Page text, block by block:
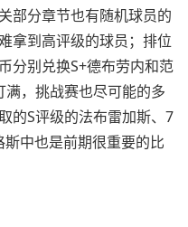
部分章节也有随机球员的
拿到高评级的球员；排位
分别兑换S+德布劳内和范
，挑战赛也尽可能的多
的S评级的法布雷加斯、7
斯中也是前期很重要的比